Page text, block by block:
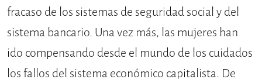
fracaso de los sistemas de seguridad social y del
sistema bancario. Una vez más, las mujeres han
ido compensando desde el mundo de los cuidados
los fallos del sistema económico capitalista. De